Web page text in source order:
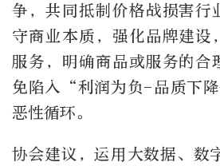
争，共同抵制价格战损害行
守商业本质，强化品牌建设
服务，明确商品或服务的合
免陷入“利润为负-品质下
恶性循环。
协会建议，运用大数据、数